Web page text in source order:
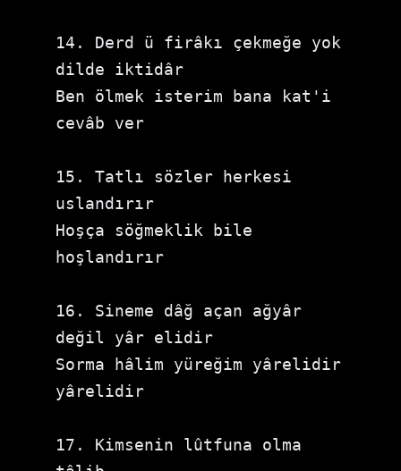
14. Derd ü firâkı çekmeğe yok
dilde iktidâr
Ben ölmek isterim bana kat'i
cevâb ver
15. Tatlı sözler herkesi
uslandırır
Hoşça söğmeklik bile
hoşlandırır
16. Sineme dâğ açan ağyâr
değil yâr elidir
Sorma hâlim yüreğim yârelidir
yârelidir
17. Kimsenin lûtfuna olma